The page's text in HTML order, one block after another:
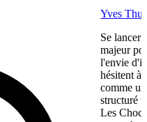
Yves
Se lancer
majeur
l'envie
hésitent à
comme
structuré
Les